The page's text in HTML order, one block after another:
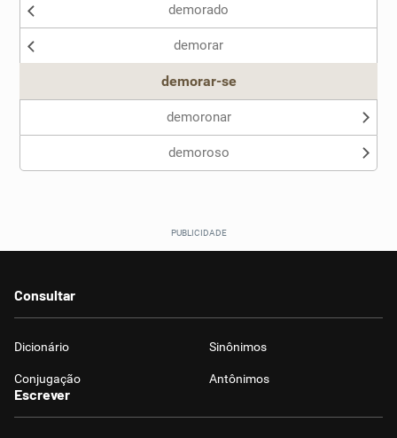
Dicionário
Nenhum dos sinônimos apresentados me ajudou
demorado
demorar
demorar-se
demoronar
demoroso
Consultar
Dicionário Sinônimos
Conjugação Antônimos
Escrever